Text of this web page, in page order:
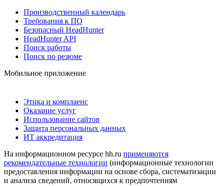
Производственный календарь
Требования к ПО
Безопасный HeadHunter
HeadHunter API
Поиск работы
Поиск по резюме
Мобильное приложение
Этика и комплаенс
Оказание услуг
Использование сайтов
Защита персональных данных
ИТ аккредитация
На информационном ресурсе hh.ru применяются
рекомендательные технологии (информационные технологии
предоставления информации на основе сбора, систематизации
и анализа сведений, относящихся к предпочтениям